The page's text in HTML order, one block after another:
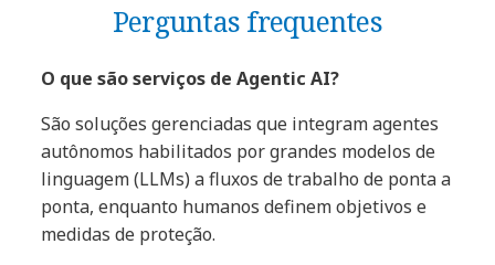
Perguntas frequentes
O que são serviços de Agentic AI?
São soluções gerenciadas que integram agentes
autônomos habilitados por grandes modelos de
linguagem (LLMs) a fluxos de trabalho de ponta a
ponta, enquanto humanos definem objetivos e
medidas de proteção.